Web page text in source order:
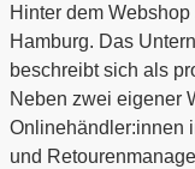
Hinter dem
Hamburg. Das
beschreibt sich als
Neben zwei eigener
Onlinehändler:innen
und